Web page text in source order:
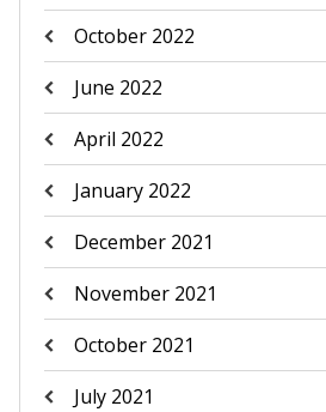
October 2022
June 2022
April 2022
January 2022
December 2021
November 2021
October 2021
July 2021